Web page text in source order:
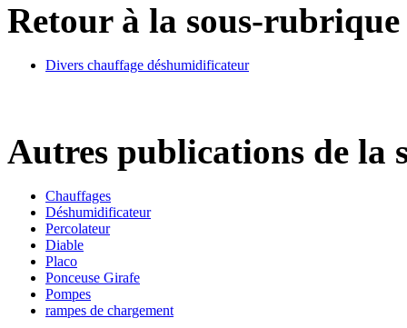
Retour à la sous-
Divers chauffage déshumidificateur
Autres publications de la
Chauffages
Déshumidificateur
Percolateur
Diable
Placo
Ponceuse Girafe
Pompes
rampes de chargement